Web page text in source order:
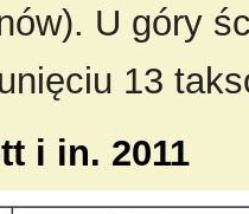
U góry
13
i in. 2011